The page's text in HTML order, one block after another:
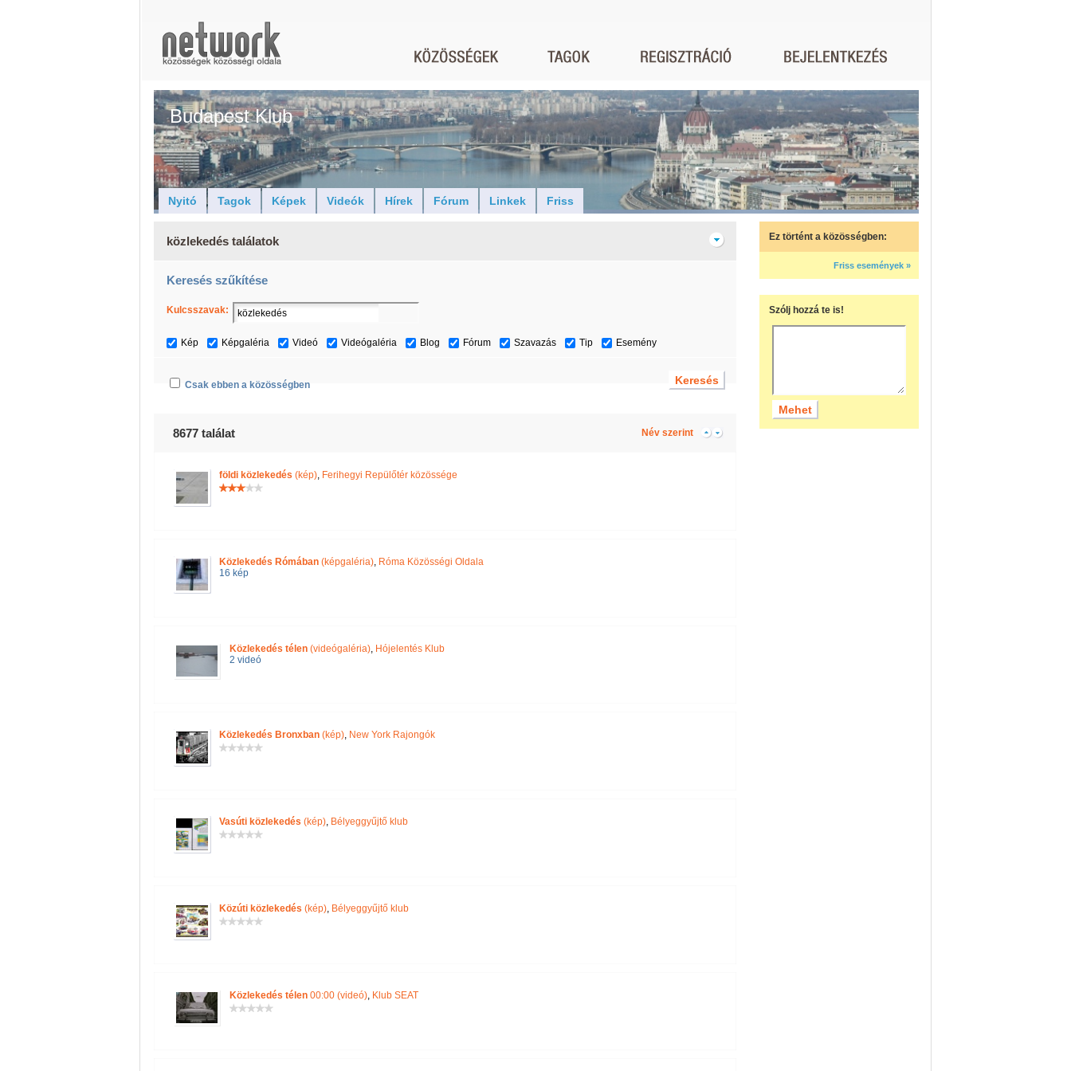
Budapest Klub
Nyitó Tagok Képek Videók Hírek Fórum Linkek Friss
közlekedés találatok
Keresés szűkítése
Kulcsszavak:
Kép Képgaléria Videó Videógaléria Blog Fórum Szavazás Tip Esemény
Csak ebben a közösségben
8677 találat Név szerint
földi közlekedés (kép), Ferihegyi Repülőtér közössége
Közlekedés Rómában (képgaléria), Róma Közösségi Oldala
16 kép
Közlekedés télen (videógaléria), Hójelentés Klub
2 videó
Közlekedés Bronxban (kép), New York Rajongók
Vasúti közlekedés (kép), Bélyeggyűjtő klub
Közúti közlekedés (kép), Bélyeggyűjtő klub
Közlekedés télen 00:00 (videó), Klub SEAT
Ez történt a közösségben:
Friss események »
Szólj hozzá te is!